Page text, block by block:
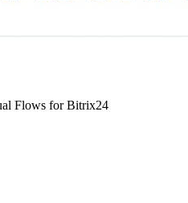
Flows for Bitrix24